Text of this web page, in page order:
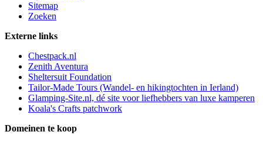
Sitemap
Zoeken
Externe links
Chestpack.nl
Zenith Aventura
Sheltersuit Foundation
Tailor-Made Tours (Wandel- en hikingtochten in Ierland)
Glamping-Site.nl, dé site voor liefhebbers van luxe kamperen
Koala's Crafts patchwork
Domeinen te koop